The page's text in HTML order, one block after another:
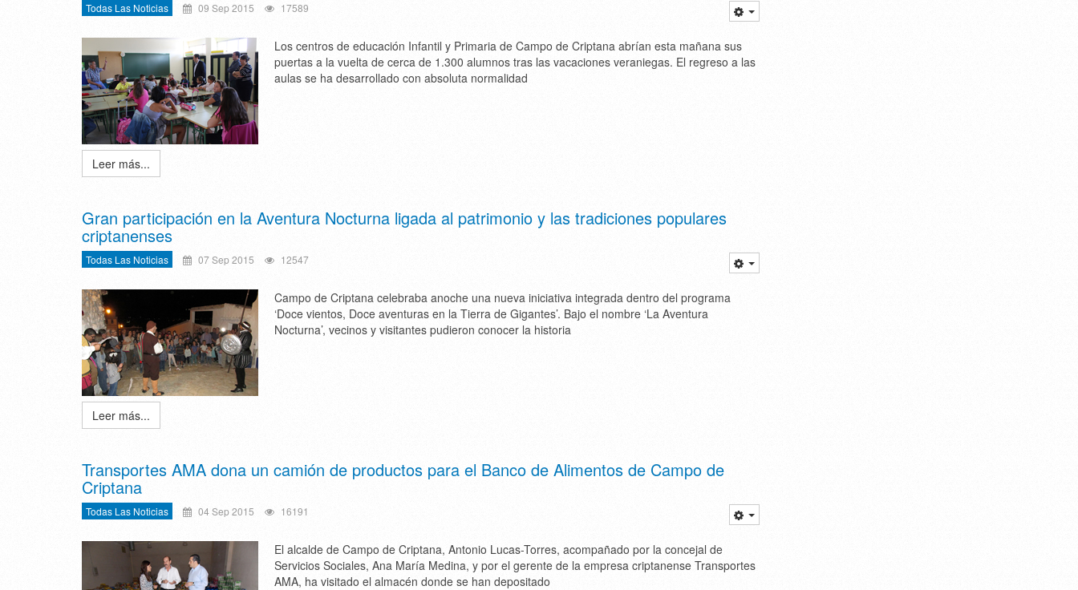
Todas Las Noticias 09 Sep 2015 17589
Los centros de educación Infantil y Primaria de Campo de Criptana abrían esta mañana sus
puertas a la vuelta de cerca de 1.300 alumnos tras las vacaciones veraniegas. El regreso a las
aulas se ha desarrollado con absoluta normalidad
Leer más...
Gran participación en la Aventura Nocturna ligada al patrimonio y las tradiciones populares
criptanenses
Todas Las Noticias 07 Sep 2015 12547
Campo de Criptana celebraba anoche una nueva iniciativa integrada dentro del programa
‘Doce vientos, Doce aventuras en la Tierra de Gigantes’. Bajo el nombre ‘La Aventura
Nocturna’, vecinos y visitantes pudieron conocer la historia
Leer más...
Transportes AMA dona un camión de productos para el Banco de Alimentos de Campo de
Criptana
Todas Las Noticias 04 Sep 2015 16191
El alcalde de Campo de Criptana, Antonio Lucas-Torres, acompañado por la concejal de
Servicios Sociales, Ana María Medina, y por el gerente de la empresa criptanense Transportes
AMA, ha visitado el almacén donde se han depositado